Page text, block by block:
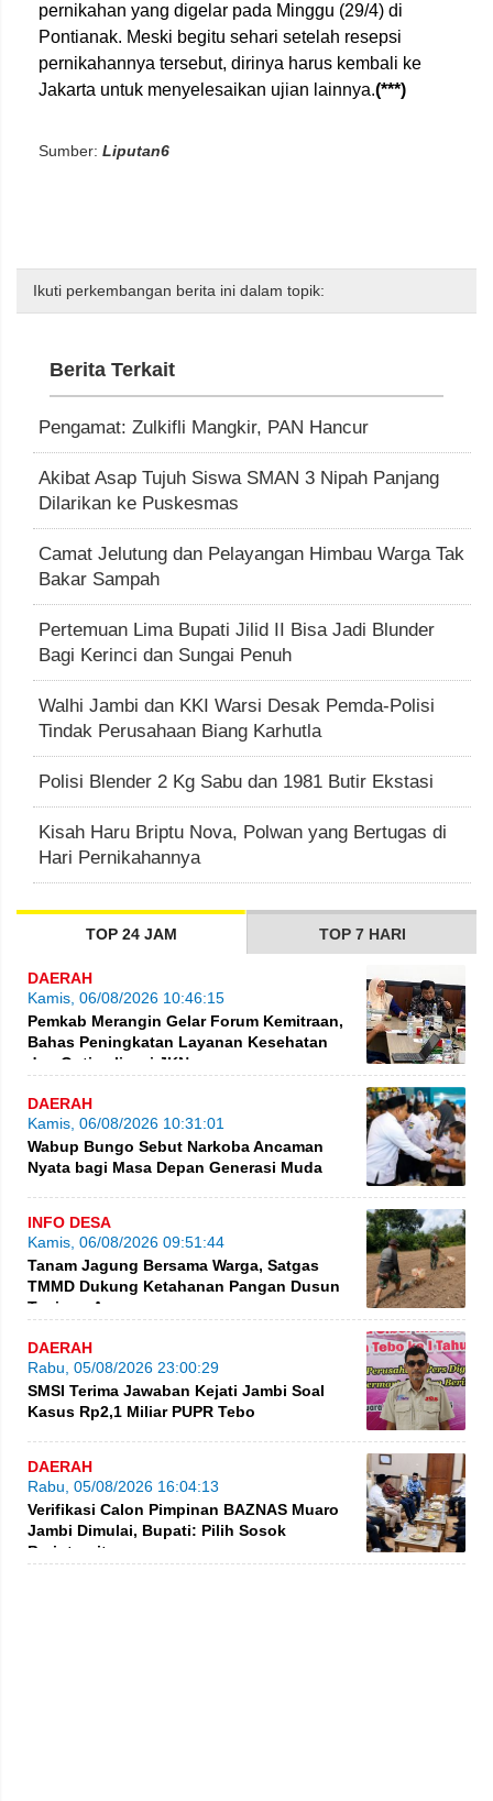
pernikahan yang digelar pada Minggu (29/4) di
Pontianak. Meski begitu sehari setelah resepsi
pernikahannya tersebut, dirinya harus kembali ke
Jakarta untuk menyelesaikan ujian lainnya.(***)
Sumber: Liputan6
Ikuti perkembangan berita ini dalam topik:
Berita Terkait
Pengamat: Zulkifli Mangkir, PAN Hancur
Akibat Asap Tujuh Siswa SMAN 3 Nipah Panjang
Dilarikan ke Puskesmas
Camat Jelutung dan Pelayangan Himbau Warga Tak
Bakar Sampah
Pertemuan Lima Bupati Jilid II Bisa Jadi Blunder
Bagi Kerinci dan Sungai Penuh
Walhi Jambi dan KKI Warsi Desak Pemda-Polisi
Tindak Perusahaan Biang Karhutla
Polisi Blender 2 Kg Sabu dan 1981 Butir Ekstasi
Kisah Haru Briptu Nova, Polwan yang Bertugas di
Hari Pernikahannya
TOP 24 JAM TOP 7 HARI
DAERAH
Kamis, 06/08/2026 10:46:15
Pemkab Merangin Gelar Forum Kemitraan,
Bahas Peningkatan Layanan Kesehatan
dan Optimalisasi JKN
DAERAH
Kamis, 06/08/2026 10:31:01
Wabup Bungo Sebut Narkoba Ancaman
Nyata bagi Masa Depan Generasi Muda
INFO DESA
Kamis, 06/08/2026 09:51:44
Tanam Jagung Bersama Warga, Satgas
TMMD Dukung Ketahanan Pangan Dusun
Tanjung Agung
DAERAH
Rabu, 05/08/2026 23:00:29
SMSI Terima Jawaban Kejati Jambi Soal
Kasus Rp2,1 Miliar PUPR Tebo
DAERAH
Rabu, 05/08/2026 16:04:13
Verifikasi Calon Pimpinan BAZNAS Muaro
Jambi Dimulai, Bupati: Pilih Sosok
Berintegritas